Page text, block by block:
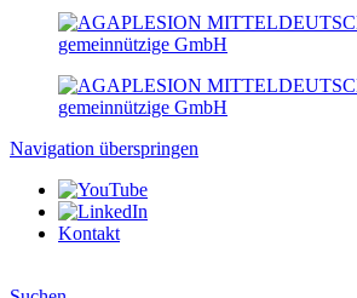
Navigation überspringen
Kontakt